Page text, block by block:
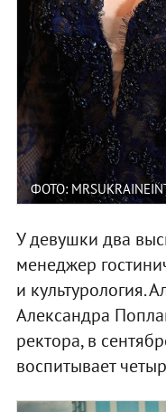
ФОТО:
У девушки два
менеджер
и культурология.
Александра
ректора, в
воспитывает